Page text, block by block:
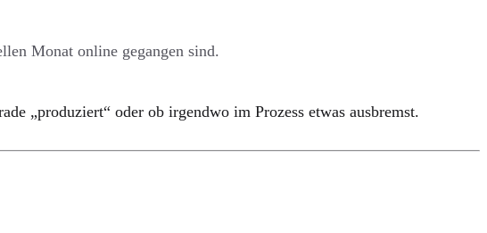
Monat online gegangen sind.
„produziert“ oder ob irgendwo im Prozess etwas ausbremst.